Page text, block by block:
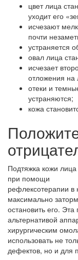
цвет лица
уходит его
исчезают
почти
устраняется
овал лица
исчезает
отложения на
отеки и
устраняются;
кожа
Подтяжка кожи лица
при помощи
рефлексотерапии в
максимально
остановить его.
альтернативой
хирургическим
использовать не
дефектов, но и для